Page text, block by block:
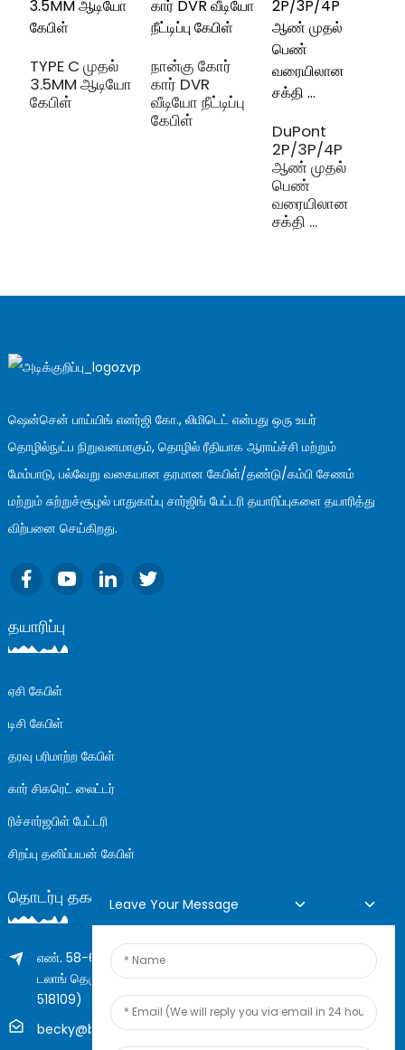
TYPE C முதல்
3.5MM ஆடியோ
கேபிள்
நான்கு கோர்
கார் DVR
வீடியோ நீட்டிப்பு
கேபிள்
DuPont
2P/3P/4P
ஆண் முதல்
பெண்
வரையிலான
சக்தி ...
ஷென்சென் பாய்யிங் எனர்ஜி கோ., லிமிடெட் என்பது ஒரு உயர்
தொழில்நுட்ப நிறுவனமாகும், தொழில் ரீதியாக ஆராய்ச்சி மற்றும்
மேம்பாடு, பல்வேறு வகையான தரமான கேபிள்/தண்டு/கம்பி சேணம்
மற்றும் சுற்றுச்சூழல் பாதுகாப்பு சார்ஜிங் பேட்டரி தயாரிப்புகளை தயாரித்து
விற்பனை செய்கிறது.
தயாரிப்பு
ஏசி கேபிள்
டிசி கேபிள்
தரவு பரிமாற்ற கேபிள்
கார் சிகரெட் லைட்டர்
ரிச்சார்ஜபிள் பேட்டரி
சிறப்பு தனிப்பயன் கேபிள்
தொடர்பு தகவல்
எண். 58-61 லாங்சிங் கட்டிடம், எண்.205 ஹுவாரோங் சாலை,
டலாங் தெரு, லாங்குவா மாவட்டம், ஷென்சென், சீனா (ஜிப்,
518109)
becky@boyingcable.com
Leave Your Message